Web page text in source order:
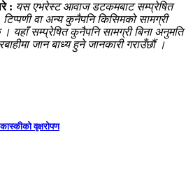
: यस एभरेस्ट आवाज डटकमबाट सम्प्रेषित
वा अन्य कुनैपनि किसिमको सामग्री
। यहाँ सम्प्रेषित कुनैपनि सामग्री बिना अनुमति
जान बाध्य हुने जानकारी गराउँछौं ।
वृक्षरोपण